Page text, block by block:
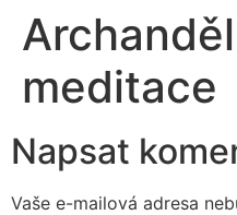
meditace
Napsat
Vaše e-mailová adresa